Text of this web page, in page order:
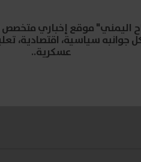
اليمني" موقع إخباري متخصص
جوانبه سياسية، اقتصادية،
عسكرية..